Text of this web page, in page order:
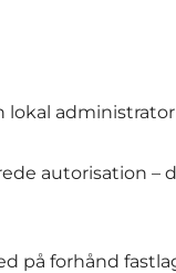
administrator
autorisation –
på forhånd